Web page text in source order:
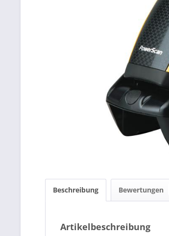
Beschreibung Bewertungen
Artikelbeschreibung